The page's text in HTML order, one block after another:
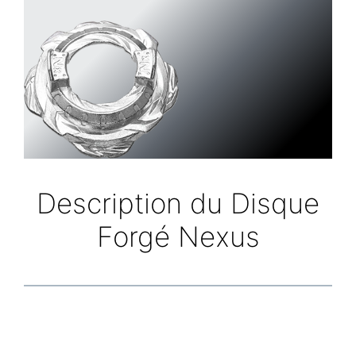
Description du Disque
Forgé Nexus